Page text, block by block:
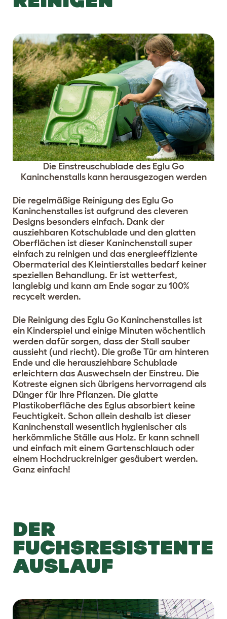
Die Einstreuschublade des Eglu Go
Kaninchenstalls kann herausgezogen werden
Die regelmäßige Reinigung des Eglu Go
Kaninchenstalles ist aufgrund des cleveren
Designs besonders einfach. Dank der
ausziehbaren Kotschublade und den glatten
Oberflächen ist dieser Kaninchenstall super
einfach zu reinigen und das energieeffiziente
Obermaterial des Kleintierstalles bedarf keiner
speziellen Behandlung. Er ist wetterfest,
langlebig und kann am Ende sogar zu 100%
recycelt werden.
Die Reinigung des Eglu Go Kaninchenstalles ist
ein Kinderspiel und einige Minuten wöchentlich
werden dafür sorgen, dass der Stall sauber
aussieht (und riecht). Die große Tür am hinteren
Ende und die herausziehbare Schublade
erleichtern das Auswechseln der Einstreu. Die
Kotreste eignen sich übrigens hervorragend als
Dünger für Ihre Pflanzen. Die glatte
Plastikoberfläche des Eglus absorbiert keine
Feuchtigkeit. Schon allein deshalb ist dieser
Kaninchenstall wesentlich hygienischer als
herkömmliche Ställe aus Holz. Er kann schnell
und einfach mit einem Gartenschlauch oder
einem Hochdruckreiniger gesäubert werden.
Ganz einfach!
DER
FUCHSRESISTENTE
AUSLAUF